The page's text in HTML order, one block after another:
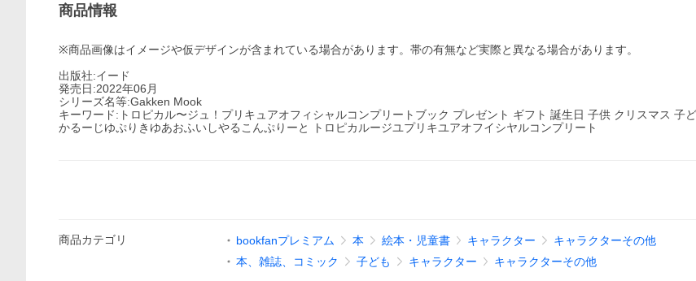
商品情報
※商品画像はイメージや仮デザインが含まれている場合があります。帯の有無など実際と異なる場合があります。
出版社:イード
発売日:2022年06月
シリーズ名等:Gakken Mook
キーワード:トロピカル〜ジュ！プリキュアオフィシャルコンプリートブック プレゼント ギフト 誕生日 子供 クリスマス 子
かるーじゆぷりきゆあおふいしやるこんぷりーと トロピカルージユプリキユアオフイシヤルコンプリート
商品カテゴリ bookfanプレミアム 本 絵本・児童書 キャラクター
キャラクターその他
本、雑誌、コミック
子ども キャラクター キャラクターその他